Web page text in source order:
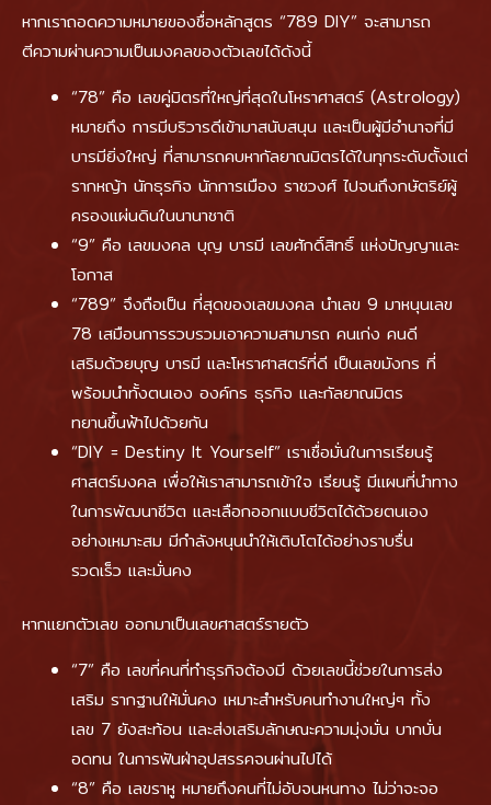
หากเราถอดความหมายของชื่อหลักสูตร “789 DIY” จะสามารถ
ตีความผ่านความเป็นมงคลของตัวเลขได้ดังนี้
“78” คือ เลขคู่มิตรที่ใหญ่ที่สุดในโหราศาสตร์ (Astrology)
หมายถึง การมีบริวารดีเข้ามาสนับสนุน และเป็นผู้มีอำนาจที่มี
บารมียิ่งใหญ่ ที่สามารถคบหากัลยาณมิตรได้ในทุกระดับตั้งแต่
รากหญ้า นักธุรกิจ นักการเมือง ราชวงศ์ ไปจนถึงกษัตริย์ผู้
ครองแผ่นดินในนานาชาติ
“9” คือ เลขมงคล บุญ บารมี เลขศักดิ์สิทธิ์ แห่งปัญญาและ
โอกาส
“789” จึงถือเป็น ที่สุดของเลขมงคล นำเลข 9 มาหนุนเลข
78 เสมือนการรวบรวมเอาความสามารถ คนเก่ง คนดี
เสริมด้วยบุญ บารมี และโหราศาสตร์ที่ดี เป็นเลขมังกร ที่
พร้อมนำทั้งตนเอง องค์กร ธุรกิจ และกัลยาณมิตร
ทยานขึ้นฟ้าไปด้วยกัน
“DIY = Destiny It Yourself” เราเชื่อมั่นในการเรียนรู้
ศาสตร์มงคล เพื่อให้เราสามารถเข้าใจ เรียนรู้ มีแผนที่นำทาง
ในการพัฒนาชีวิต และเลือกออกแบบชีวิตได้ด้วยตนเอง
อย่างเหมาะสม มีกำลังหนุนนำให้เติบโตได้อย่างราบรื่น
รวดเร็ว และมั่นคง
หากแยกตัวเลข ออกมาเป็นเลขศาสตร์รายตัว
“7” คือ เลขที่คนที่ทำธุรกิจต้องมี ด้วยเลขนี้ช่วยในการส่ง
เสริม รากฐานให้มั่นคง เหมาะสำหรับคนทำงานใหญ่ๆ ทั้ง
เลข 7 ยังสะท้อน และส่งเสริมลักษณะความมุ่งมั่น บากบั่น
อดทน ในการฟันฝ่าอุปสรรคจนผ่านไปได้
“8” คือ เลขราหู หมายถึงคนที่ไม่อับจนหนทาง ไม่ว่าจะจอ